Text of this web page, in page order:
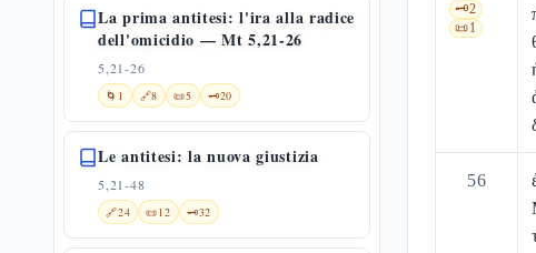
La prima antitesi: l'ira alla radice
dell'omicidio — Mt 5,21-26
5,21-26
🌀 1 🔗8 📜5 🗝️20
Le antitesi: la nuova giustizia
5,21-48
🔗24 📜12 🗝️32
🗝️2
📜1
56